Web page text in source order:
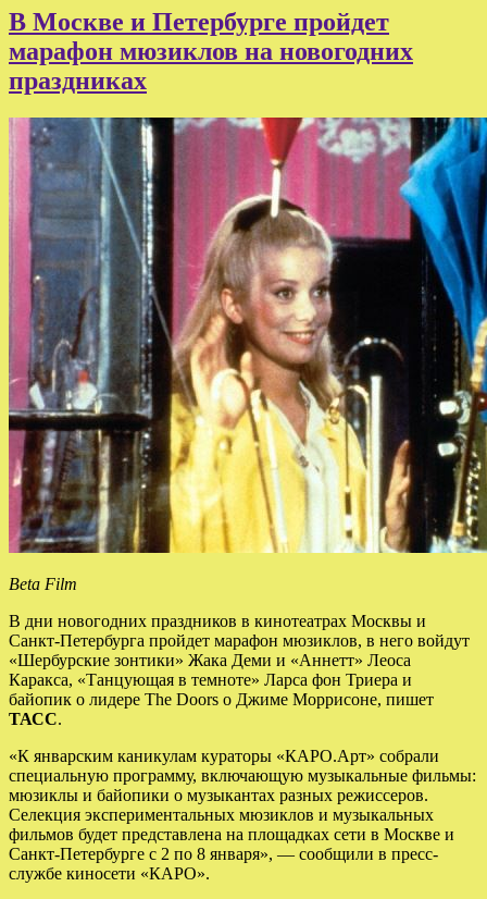
В Москве и Петербурге пройдет
марафон мюзиклов на новогодних
праздниках
Beta Film
В дни новогодних праздников в кинотеатрах Москвы и
Санкт-Петербурга пройдет марафон мюзиклов, в него войдут
«Шербурские зонтики» Жака Деми и «Аннетт» Леоса
Каракса, «Танцующая в темноте» Ларса фон Триера и
байопик о лидере The Doors о Джиме Моррисоне, пишет
ТАСС.
«К январским каникулам кураторы «КАРО.Арт» собрали
специальную программу, включающую музыкальные фильмы:
мюзиклы и байопики о музыкантах разных режиссеров.
Селекция экспериментальных мюзиклов и музыкальных
фильмов будет представлена на площадках сети в Москве и
Санкт-Петербурге с 2 по 8 января», — сообщили в пресс-
службе киносети «КАРО».